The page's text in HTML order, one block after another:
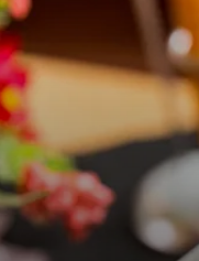
realizou,
à construção
2015.
de Vereadores,